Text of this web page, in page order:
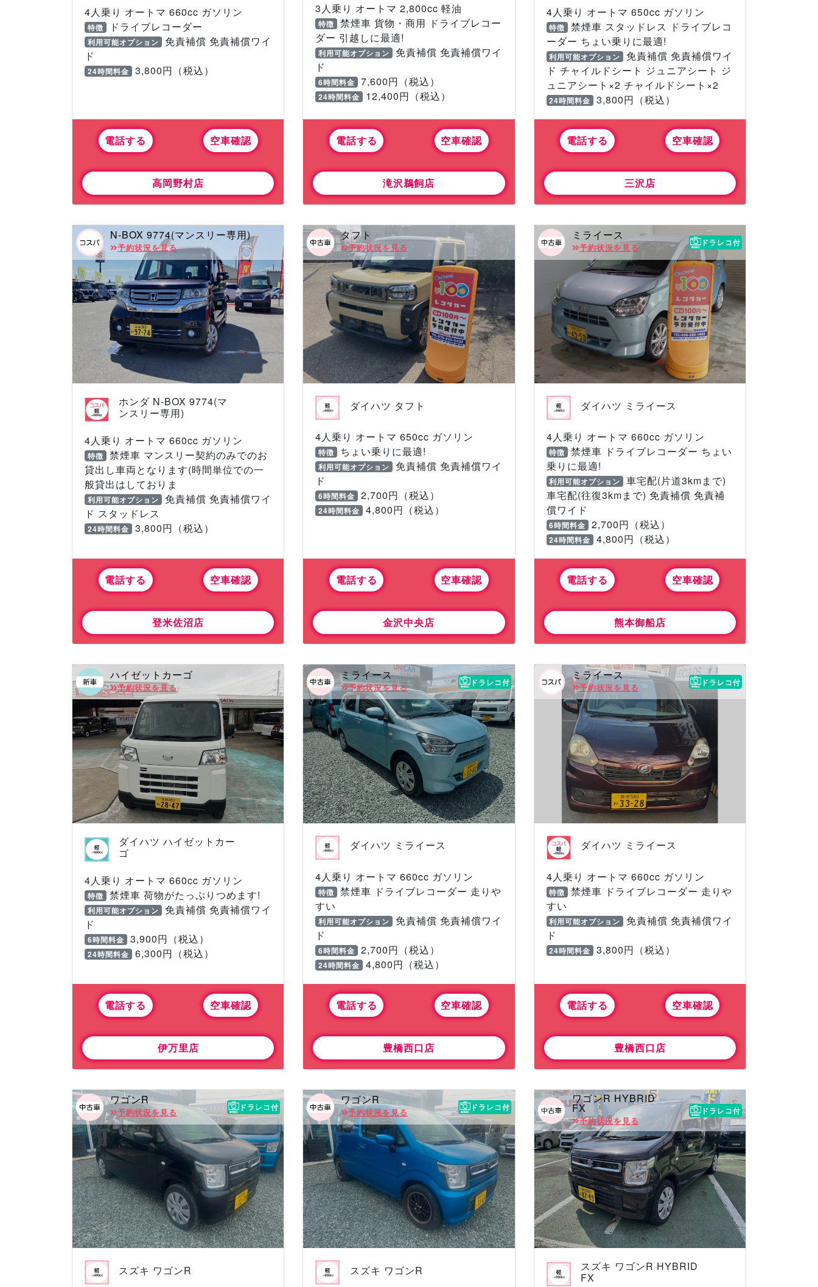
4人乗り オートマ 660cc ガソリン
特徴 ドライブレコーダー
利用可能オプション 免責補償 免責補償ワイ
ド
24時間料金 3,800円（税込）
電話する 空車確認
高岡野村店
3人乗り オートマ 2,800cc 軽油
特徴 禁煙車 貨物・商用 ドライブレコー
ダー 引越しに最適!
利用可能オプション 免責補償 免責補償ワイ
ド
6時間料金 7,600円（税込）
24時間料金 12,400円（税込）
電話する 空車確認
滝沢鵜飼店
4人乗り オートマ 650cc ガソリン
特徴
禁煙車 スタッドレス ドライブレコ
ーダー ちょい乗りに最適!
利用可能オプション
免責補償 免責補償ワイ
ド チャイルドシート ジュニアシート ジ
ュニアシート×2 チャイルドシート×2
24時間料金 3,800円（税込）
電話する 空車確認
三沢店
N-BOX 9774(マンスリー専用)
予約状況を見る
ホンダ N-BOX 9774(マ
ンスリー専用)
4人乗り オートマ 660cc ガソリン
特徴 禁煙車 マンスリー契約のみでのお
貸出し車両となります(時間単位での一
般貸出はしておりま
利用可能オプション 免責補償 免責補償ワイ
ド スタッドレス
24時間料金 3,800円（税込）
電話する 空車確認
登米佐沼店
タフト
予約状況を見る
ダイハツ タフト
4人乗り オートマ 650cc ガソリン
特徴 ちょい乗りに最適!
利用可能オプション 免責補償 免責補償ワイ
ド
6時間料金 2,700円（税込）
24時間料金 4,800円（税込）
電話する 空車確認
金沢中央店
ミライース
予約状況を見る
ドラレコ付
ダイハツ ミライース
4人乗り オートマ 660cc ガソリン
特徴
禁煙車 ドライブレコーダー ちょい
乗りに最適!
利用可能オプション
車宅配(片道3kmまで)
車宅配(往復3kmまで) 免責補償 免責補
償ワイド
6時間料金 2,700円（税込）
24時間料金 4,800円（税込）
電話する 空車確認
熊本御船店
ハイゼットカーゴ
予約状況を見る
ダイハツ ハイゼットカー
ゴ
4人乗り オートマ 660cc ガソリン
特徴 禁煙車 荷物がたっぷりつめます!
利用可能オプション 免責補償 免責補償ワイ
ド
6時間料金 3,900円（税込）
24時間料金 6,300円（税込）
電話する 空車確認
伊万里店
ミライース
予約状況を見る
ドラレコ付
ダイハツ ミライース
4人乗り オートマ 660cc ガソリン
特徴 禁煙車 ドライブレコーダー 走りや
すい
利用可能オプション 免責補償 免責補償ワイ
ド
6時間料金 2,700円（税込）
24時間料金 4,800円（税込）
電話する 空車確認
豊橋西口店
ミライース
予約状況を見る
ドラレコ付
ダイハツ ミライース
4人乗り オートマ 660cc ガソリン
特徴
禁煙車 ドライブレコーダー 走りや
すい
利用可能オプション
免責補償 免責補償ワイ
ド
24時間料金 3,800円（税込）
電話する 空車確認
豊橋西口店
ワゴンR
予約状況を見る
ドラレコ付
スズキ ワゴンR
ワゴンR
予約状況を見る
ドラレコ付
スズキ ワゴンR
ワゴンR HYBRID
FX
予約状況を見る
ドラレコ付
スズキ ワゴンR HYBRID
FX